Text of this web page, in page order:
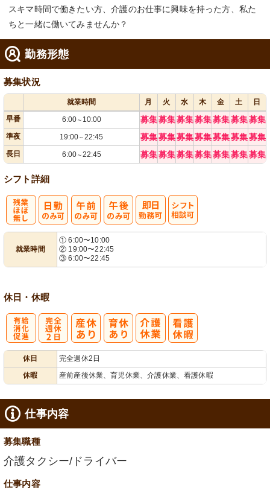
スキマ時間で働きたい方、介護のお仕事に興味を持った方、私た
ちと一緒に働いてみませんか？
勤務形態
募集状況
就業時間 月 火 水 木 金 土
日
早番
6:00～ 10:00 募集募集募集募集募集募集募集
準夜 19:00～22:45 募集募集募集募集募集募集募集
長日 6:00～22:45 募集募集募集募集募集募集募集
シフト詳細
就業時間
① 6:00〜10:00
② 19:00〜22:45
③ 6:00〜22:45
休日・休暇
休日
完全週休2日
休暇
産前産後休業、育児休業、介護休業、看護休暇
仕事内容
募集職種
介護タクシー/ドライバー
仕事内容